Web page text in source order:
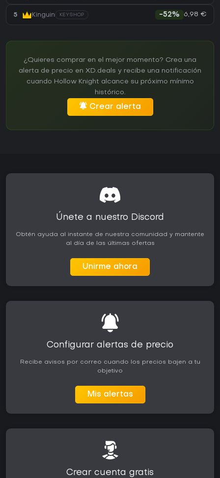
5 Kinguin KEYSHOP -52% 6,98 €
¿Quieres comprar en el mejor momento? Crea una
alerta de precio en XD.deals y recibe una notificación
cuando Hollow Knight alcance su próximo mínimo
histórico.
Crear alerta
Únete a nuestro Discord
Obtén ayuda al instante de nuestra comunidad y mantente
al día de las últimas ofertas
Unirme ahora
Configurar alertas de precio
Recibe avisos por correo cuando los precios bajen a tu
objetivo
Mis alertas
Crear cuenta gratis